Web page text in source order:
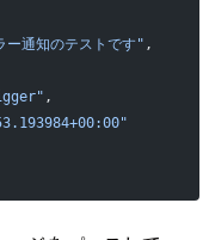
ー通知のテストです" ,
,